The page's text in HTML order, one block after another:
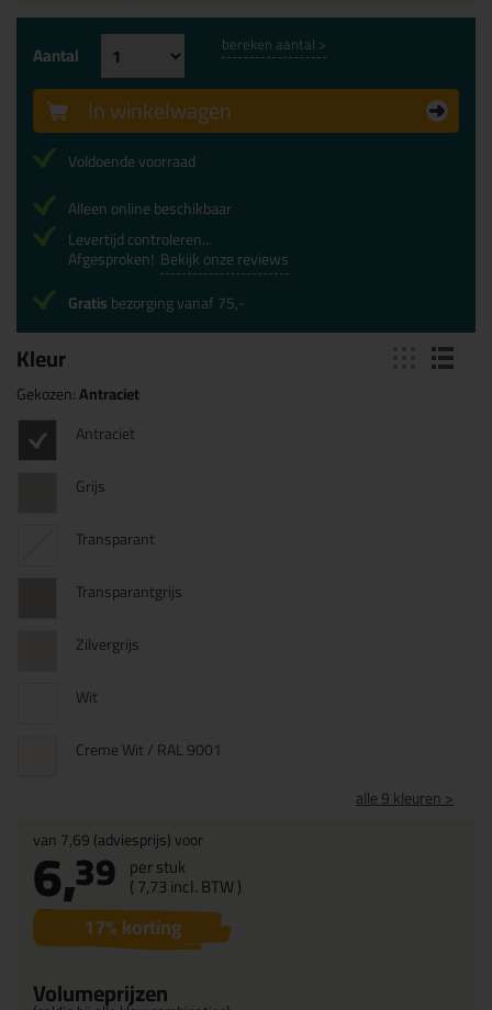
Kleur
Gekozen:Antraciet
Antraciet
Grijs
Transparant
Transparantgrijs
Zilvergrijs
Wit
Creme Wit / RAL 9001
alle 9 kleuren >
van7,69(adviesprijs) voor
6,39 per stuk
(7,73incl. BTW )
17% korting
Volumeprijzen
Aantal bereken aantal >
In winkelwagen
Voldoende voorraad
Alleen online beschikbaar
Levertijd controleren...
Afgesproken! Bekijk onze reviews
Gratisbezorging vanaf 75,-